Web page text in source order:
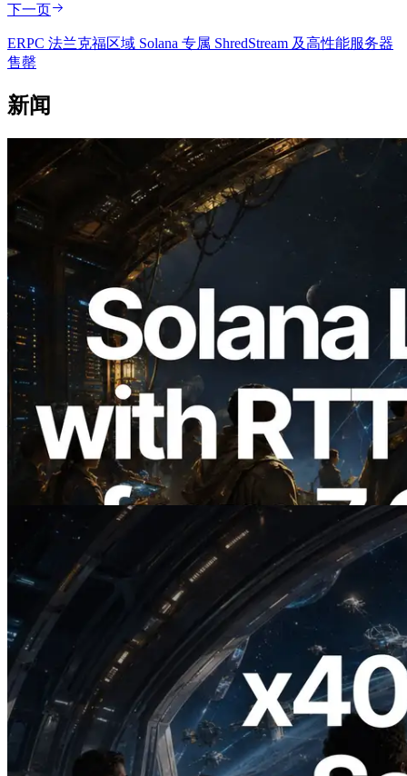
下一页
ERPC 法兰克福区域 Solana 专属 ShredStream 及高性能服务器
售罄
新闻
2026.08.05
ERPC 扩展 Solana Leader Slot API：新
增全球 7 个区域的 Ping 测量，Validators
Information API 同步上线
阅读此文章
2026.07.04
ERPC 发布支持 x402 支付的 Solana RPC